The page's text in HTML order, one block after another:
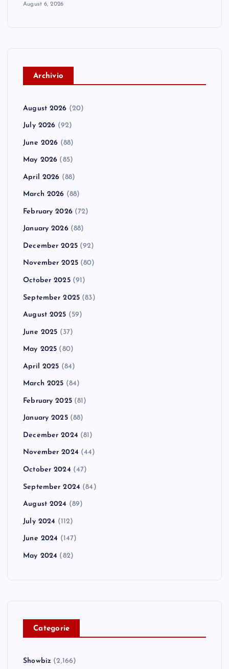
August 6, 2026
Archivio
August 2026 (20)
July 2026 (92)
June 2026 (88)
May 2026 (85)
April 2026 (88)
March 2026 (88)
February 2026(72)
January 2026(88)
December 2025(92)
November 2025(80)
October 2025(91)
September 2025 (83)
August 2025 (59)
June 2025 (37)
May 2025 (80)
April 2025 (84)
March 2025 (84)
February 2025(81)
January 2025(88)
December 2024 (81)
November 2024 (44)
October 2024 (47)
September 2024 (84)
August 2024 (89)
July 2024 (112)
June 2024 (147)
May 2024 (82)
Categorie
Showbiz (2,166)